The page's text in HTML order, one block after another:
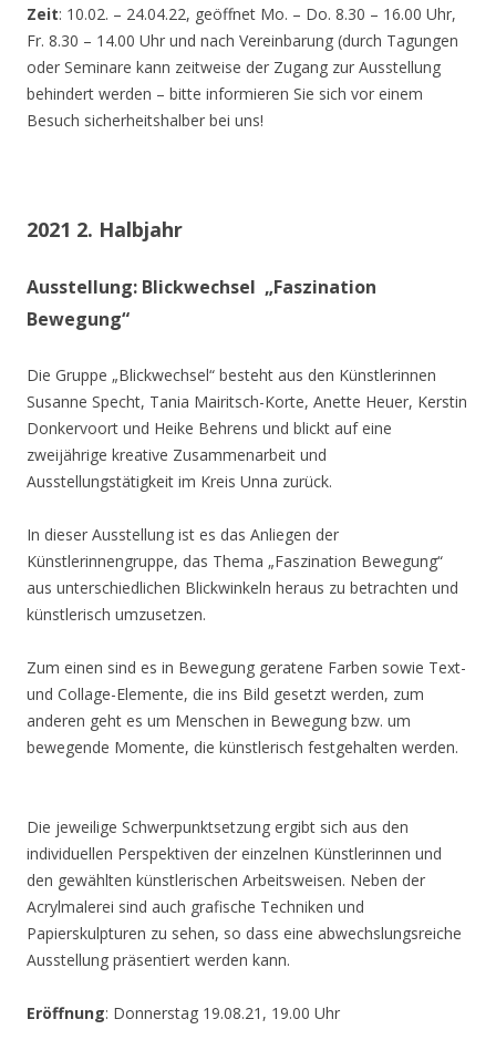
Zeit: 10.02. – 24.04.22, geöffnet Mo. – Do. 8.30 – 16.00 Uhr,
Fr. 8.30 – 14.00 Uhr und nach Vereinbarung (durch Tagungen
oder Seminare kann zeitweise der Zugang zur Ausstellung
behindert werden – bitte informieren Sie sich vor einem
Besuch sicherheitshalber bei uns!
2021 2. Halbjahr
Ausstellung: Blickwechsel „Faszination
Bewegung“
Die Gruppe „Blickwechsel“ besteht aus den Künstlerinnen
Susanne Specht, Tania Mairitsch-Korte, Anette Heuer, Kerstin
Donkervoort und Heike Behrens und blickt auf eine
zweijährige kreative Zusammenarbeit und
Ausstellungstätigkeit im Kreis Unna zurück.
In dieser Ausstellung ist es das Anliegen der
Künstlerinnengruppe, das Thema „Faszination Bewegung“
aus unterschiedlichen Blickwinkeln heraus zu betrachten und
künstlerisch umzusetzen.
Zum einen sind es in Bewegung geratene Farben sowie Text-
und Collage-Elemente, die ins Bild gesetzt werden, zum
anderen geht es um Menschen in Bewegung bzw. um
bewegende Momente, die künstlerisch festgehalten werden.
Die jeweilige Schwerpunktsetzung ergibt sich aus den
individuellen Perspektiven der einzelnen Künstlerinnen und
den gewählten künstlerischen Arbeitsweisen. Neben der
Acrylmalerei sind auch grafische Techniken und
Papierskulpturen zu sehen, so dass eine abwechslungsreiche
Ausstellung präsentiert werden kann.
Eröffnung: Donnerstag 19.08.21, 19.00 Uhr